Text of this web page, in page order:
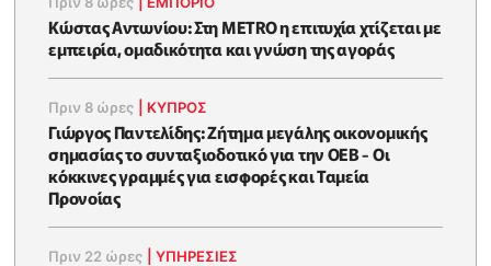
Κώστας Αντωνίου: Στη METRO η επιτυχία χτίζεται με
εμπειρία, ομαδικότητα και γνώση της αγοράς
Πριν 8 ώρες ΚΥΠΡΟΣ
Γιώργος Παντελίδης: Ζήτημα μεγάλης οικονομικής
σημασίας το συνταξιοδοτικό για την ΟΕΒ - Οι
κόκκινες γραμμές για εισφορές και Ταμεία
Προνοίας
Πριν 22 ώρες |ΥΠΗΡΕΣΙΕΣ